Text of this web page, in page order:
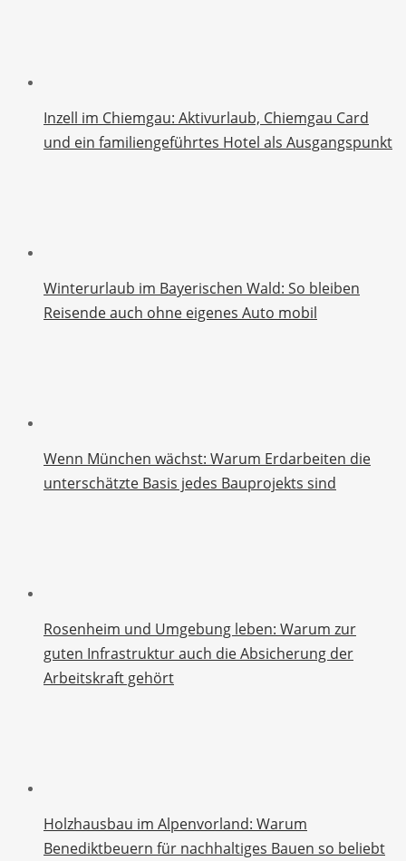
Inzell im Chiemgau: Aktivurlaub, Chiemgau Card
und ein familiengeführtes Hotel als Ausgangspunkt
Winterurlaub im Bayerischen Wald: So bleiben
Reisende auch ohne eigenes Auto mobil
Wenn München wächst: Warum Erdarbeiten die
unterschätzte Basis jedes Bauprojekts sind
Rosenheim und Umgebung leben: Warum zur
guten Infrastruktur auch die Absicherung der
Arbeitskraft gehört
Holzhausbau im Alpenvorland: Warum
Benediktbeuern für nachhaltiges Bauen so beliebt